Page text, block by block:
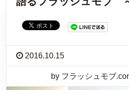
2016.10.15
by フラッシュモブ